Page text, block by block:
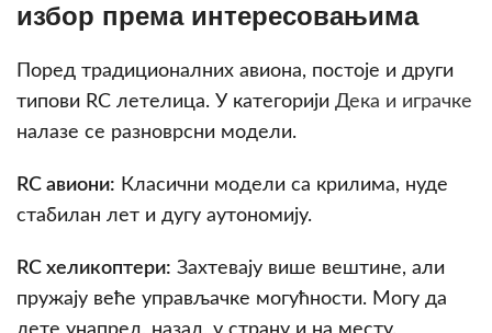
избор према интересовањима
Поред традиционалних авиона, постоје и други
типови RC летелица. У категорији Дека и играчке
налазе се разноврсни модели.
RC авиони: Класични модели са крилима, нуде
стабилан лет и дугу аутономију.
RC хеликоптери: Захтевају више вештине, али
пружају веће управљачке могућности. Могу да